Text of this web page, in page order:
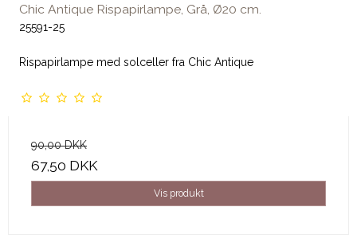
Chic Antique Rispapirlampe, Grå, Ø20 cm.
25591-25
Rispapirlampe med solceller fra Chic Antique
90,00 DKK
67,50 DKK
Vis produkt